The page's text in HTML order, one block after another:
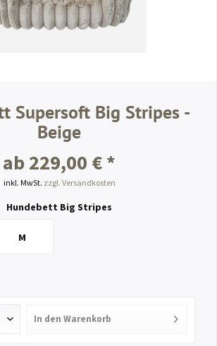
Supersoft Big Stripes -
Beige
ab 229,00 € *
inkl. MwSt. zzgl. Versandkosten
Hundebett Big Stripes
M
In den Warenkorb